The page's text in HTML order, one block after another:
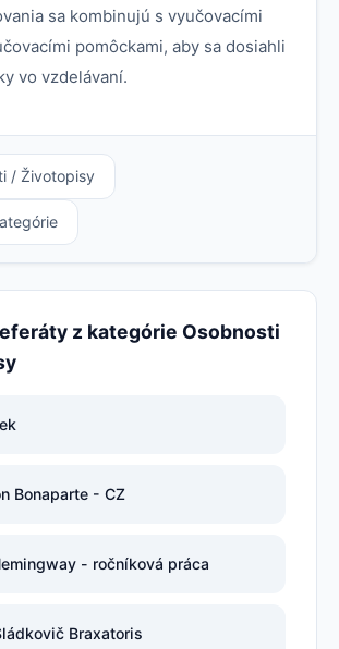
sa kombinujú s vyučovacími
pomôckami, aby sa dosiahli
vo vzdelávaní.
/ Životopisy
z kategórie Osobnosti
Bonaparte - CZ
- ročníková práca
Braxatoris